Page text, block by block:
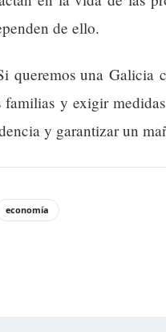
de ello.
queremos una Galicia
familias y exigir
y garantizar un
economía